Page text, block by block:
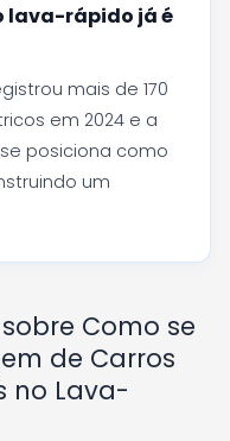
lava-rápido já é
mais de 170
em 2024 e a
posiciona como
um
Como se
de Carros
no Lava-